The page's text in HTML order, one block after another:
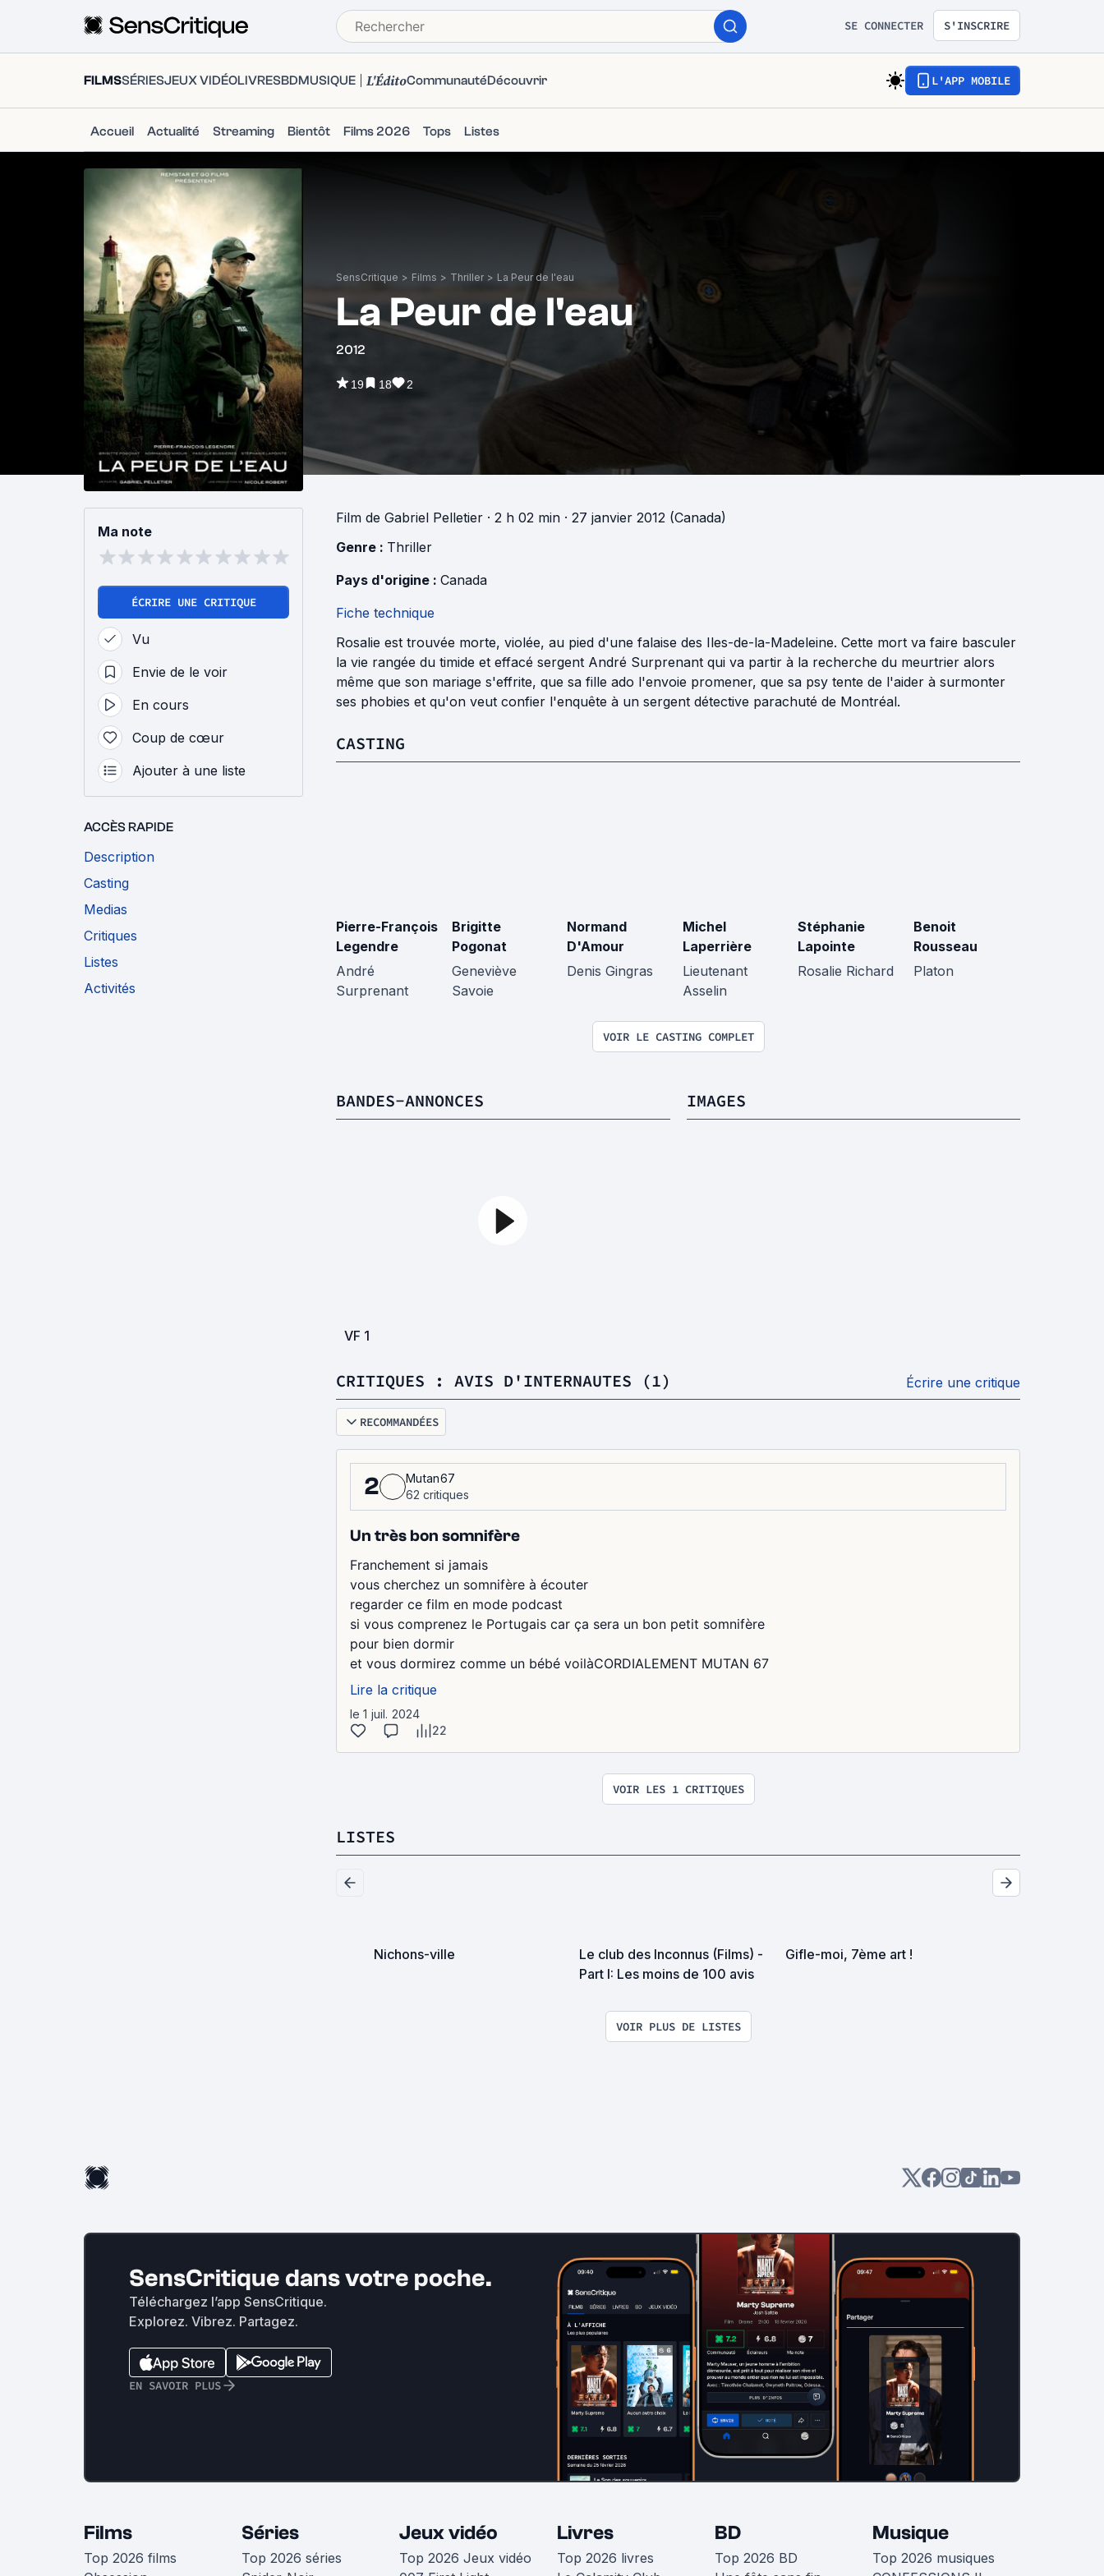
SE CONNECTER S'INSCRIRE
FILMSSÉRIESJEUX VIDÉOLIVRESBDMUSIQUE L'ÉditoCommunautéDécouvrir L'APP MOBILE
Accueil Actualité Streaming Bientôt Films 2026 Tops Listes
SensCritique > Films > Thriller > La Peur de l'eau
La Peur de l'eau
2012
19 18 2
Ma note
ÉCRIRE UNE CRITIQUE
Vu
Envie de le voir
En cours
Coup de cœur
Ajouter à une liste
ACCÈS RAPIDE
Description
Casting
Medias
Critiques
Listes
Activités
Film de Gabriel Pelletier · 2 h 02 min · 27 janvier 2012 (Canada)
Genre : Thriller
Pays d'origine : Canada
Fiche technique
Rosalie est trouvée morte, violée, au pied d'une falaise des Iles-de-la-Madeleine. Cette mort va faire basculer
la vie rangée du timide et effacé sergent André Surprenant qui va partir à la recherche du meurtrier alors
même que son mariage s'effrite, que sa fille ado l'envoie promener, que sa psy tente de l'aider à surmonter
ses phobies et qu'on veut confier l'enquête à un sergent détective parachuté de Montréal.
CASTING
Pierre-François
Legendre
André
Surprenant
Brigitte
Pogonat
Geneviève
Savoie
Normand
D'Amour
Denis Gingras
Michel
Laperrière
Lieutenant
Asselin
Stéphanie
Lapointe
Rosalie Richard
Benoit
Rousseau
Platon
VOIR LE CASTING COMPLET
BANDES-ANNONCES
VF 1
IMAGES
CRITIQUES : AVIS D'INTERNAUTES (1) Écrire une critique
RECOMMANDÉES
2
Mutan67
62 critiques
Un très bon somnifère
Franchement si jamais
vous cherchez un somnifère à écouter
regarder ce film en mode podcast
si vous comprenez le Portugais car ça sera un bon petit somnifère
pour bien dormir
et vous dormirez comme un bébé voilàCORDIALEMENT MUTAN 67
Lire la critique
le 1 juil. 2024
22
VOIR LES 1 CRITIQUES
LISTES
Nichons-ville
Le club des Inconnus (Films) -
Part I: Les moins de 100 avis
Gifle-moi, 7ème art !
VOIR PLUS DE LISTES
SensCritique dans votre poche.
Téléchargez l’app SensCritique.
Explorez. Vibrez. Partagez.
EN SAVOIR PLUS
Films
Top 2026 films
Séries
Top 2026 séries
Jeux vidéo
Top 2026 Jeux vidéo
Livres
Top 2026 livres
BD
Top 2026 BD
Musique
Top 2026 musiques